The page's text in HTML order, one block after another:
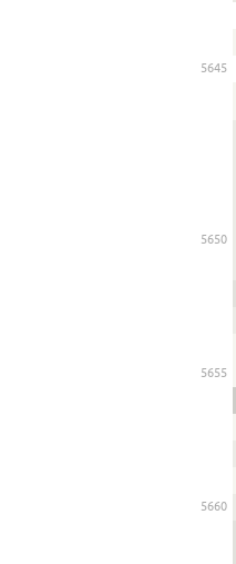
5645
5650
5655
5660